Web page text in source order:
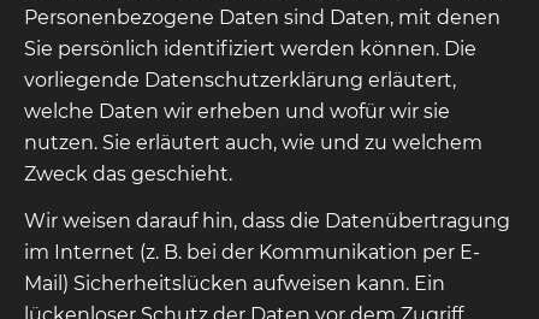
Personenbezogene Daten sind Daten, mit denen
Sie persönlich identifiziert werden können. Die
vorliegende Datenschutzerklärung erläutert,
welche Daten wir erheben und wofür wir sie
nutzen. Sie erläutert auch, wie und zu welchem
Zweck das geschieht.
Wir weisen darauf hin, dass die Datenübertragung
im Internet (z. B. bei der Kommunikation per E-
Mail) Sicherheitslücken aufweisen kann. Ein